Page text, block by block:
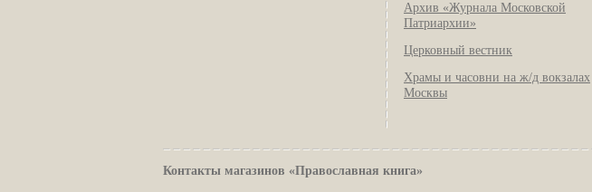
Архив «Журнала Московской
Патриархии»
Церковный вестник
Храмы и часовни на ж/д вокзалах
Москвы
Контакты магазинов «Православная книга»